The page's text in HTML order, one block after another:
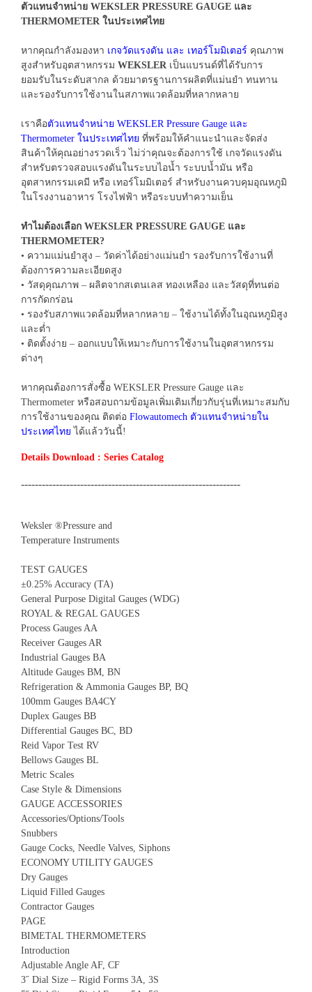
ตัวแทนจำหน่าย WEKSLER PRESSURE GAUGE และ
THERMOMETER ในประเทศไทย
หากคุณกำลังมองหา เกจวัดแรงดัน และ เทอร์โมมิเตอร์ คุณภาพ
สูงสำหรับอุตสาหกรรม WEKSLER เป็นแบรนด์ที่ได้รับการ
ยอมรับในระดับสากล ด้วยมาตรฐานการผลิตที่แม่นยำ ทนทาน
และรองรับการใช้งานในสภาพแวดล้อมที่หลากหลาย
เราคือตัวแทนจำหน่าย WEKSLER Pressure Gauge และ
Thermometer ในประเทศไทย ที่พร้อมให้คำแนะนำและจัดส่ง
สินค้าให้คุณอย่างรวดเร็ว ไม่ว่าคุณจะต้องการใช้ เกจวัดแรงดัน
สำหรับตรวจสอบแรงดันในระบบไอน้ำ ระบบน้ำมัน หรือ
อุตสาหกรรมเคมี หรือ เทอร์โมมิเตอร์ สำหรับงานควบคุมอุณหภูมิ
ในโรงงานอาหาร โรงไฟฟ้า หรือระบบทำความเย็น
ทำไมต้องเลือก WEKSLER PRESSURE GAUGE และ
THERMOMETER?
• ความแม่นยำสูง – วัดค่าได้อย่างแม่นยำ รองรับการใช้งานที่
ต้องการความละเอียดสูง
• วัสดุคุณภาพ – ผลิตจากสเตนเลส ทองเหลือง และวัสดุที่ทนต่อ
การกัดกร่อน
• รองรับสภาพแวดล้อมที่หลากหลาย – ใช้งานได้ทั้งในอุณหภูมิสูง
และต่ำ
• ติดตั้งง่าย – ออกแบบให้เหมาะกับการใช้งานในอุตสาหกรรม
ต่างๆ
หากคุณต้องการสั่งซื้อ WEKSLER Pressure Gauge และ
Thermometer หรือสอบถามข้อมูลเพิ่มเติมเกี่ยวกับรุ่นที่เหมาะสมกับ
การใช้งานของคุณ ติดต่อ Flowautomech ตัวแทนจำหน่ายใน
ประเทศไทย ได้แล้ววันนี้!
Details Download : Series Catalog
---------------------------------------------------------------
Weksler ®Pressure and
Temperature Instruments
TEST GAUGES
±0.25% Accuracy (TA)
General Purpose Digital Gauges (WDG)
ROYAL & REGAL GAUGES
Process Gauges AA
Receiver Gauges AR
Industrial Gauges BA
Altitude Gauges BM, BN
Refrigeration & Ammonia Gauges BP, BQ
100mm Gauges BA4CY
Duplex Gauges BB
Differential Gauges BC, BD
Reid Vapor Test RV
Bellows Gauges BL
Metric Scales
Case Style & Dimensions
GAUGE ACCESSORIES
Accessories/Options/Tools
Snubbers
Gauge Cocks, Needle Valves, Siphons
ECONOMY UTILITY GAUGES
Dry Gauges
Liquid Filled Gauges
Contractor Gauges
PAGE
BIMETAL THERMOMETERS
Introduction
Adjustable Angle AF, CF
3˝ Dial Size – Rigid Forms 3A, 3S